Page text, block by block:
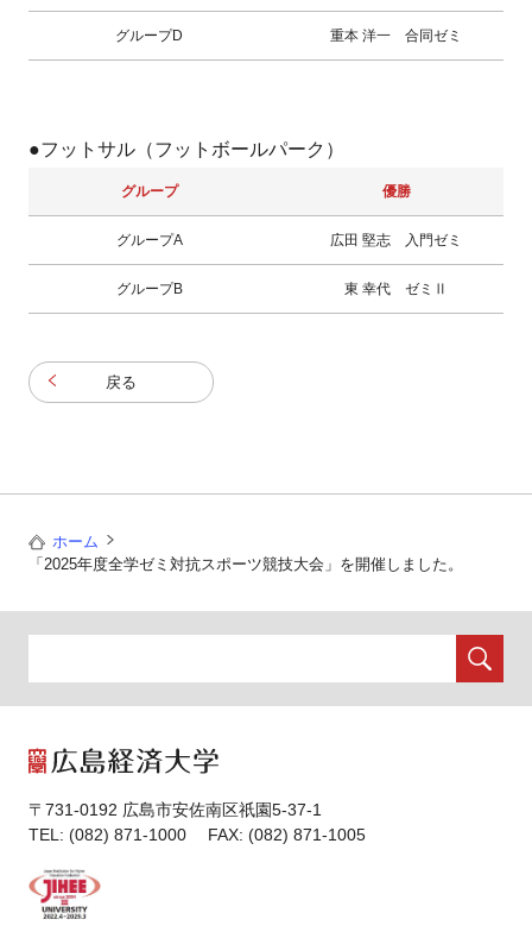
グループD 重本 洋一 合同ゼミ
●フットサル（フットボールパーク）
グループ 優勝
グループA 広田 堅志 入門ゼミ
グループB 東 幸代 ゼミⅡ
戻る
ホーム
「2025年度全学ゼミ対抗スポーツ競技大会」を開催しました。
〒731-0192 広島市安佐南区祇園5-37-1
TEL: (082) 871-1000 FAX: (082) 871-1005